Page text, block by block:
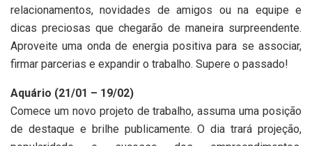
relacionamentos, novidades de amigos ou na equipe e
dicas preciosas que chegarão de maneira surpreendente.
Aproveite uma onda de energia positiva para se associar,
firmar parcerias e expandir o trabalho. Supere o passado!
Aquário (21/01 – 19/02)
Comece um novo projeto de trabalho, assuma uma posição
de destaque e brilhe publicamente. O dia trará projeção,